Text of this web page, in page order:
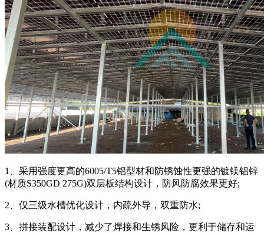
1、采用强度更高的6005/T5铝型材和防锈蚀性更强的镀镁铝锌
(材质S350GD 275G)双层板结构设计，防风防腐效果更好;
2、仅三级水槽优化设计，内疏外导，双重防水;
3、拼接装配设计，减少了焊接和生锈风险，更利于储存和运